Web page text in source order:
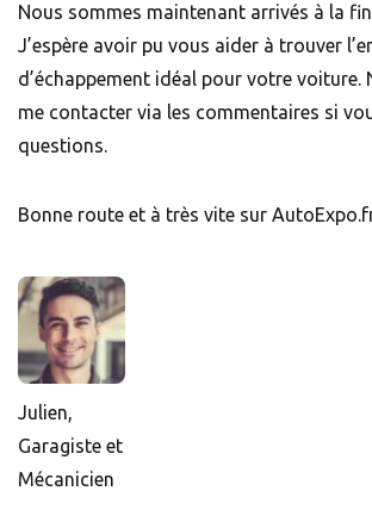
Nous sommes maintenant arrivés à la
J’espère avoir pu vous aider à trouver
d’échappement idéal pour votre voiture.
me contacter via les commentaires si
questions.
Bonne route et à très vite sur
Julien,
Garagiste et
Mécanicien